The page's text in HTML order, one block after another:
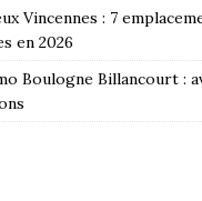
Vincennes : 7
en 2026
Boulogne Billancourt :